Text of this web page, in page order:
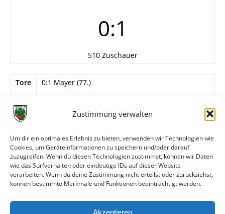
Zustimmung verwalten
Um dir ein optimales Erlebnis zu bieten, verwenden wir Technologien wie
Cookies, um Geräteinformationen zu speichern und/oder darauf
zuzugreifen. Wenn du diesen Technologien zustimmst, können wir Daten
wie das Surfverhalten oder eindeutige IDs auf dieser Website
verarbeiten. Wenn du deine Zustimmung nicht erteilst oder zurückziehst,
können bestimmte Merkmale und Funktionen beeinträchtigt werden.
Akzeptieren
0:1
510 Zuschauer
Tore
0:1 Mayer (77.)
Lauermann, Bayar, Jünger (80. Bäcker), Zimmer,
Graber, S. Schmitt (75. M. Fröhlich), Malkoc.
Trainer: Schlösser.